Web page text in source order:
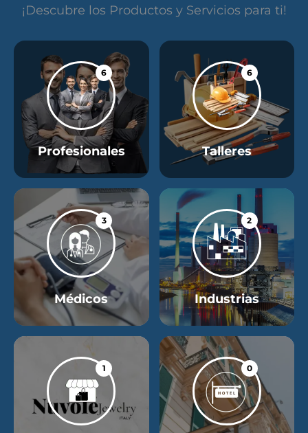
¡Descubre los Productos y Servicios para ti!
6
Profesionales
6
Talleres
3
Médicos
2
Industrias
1 0